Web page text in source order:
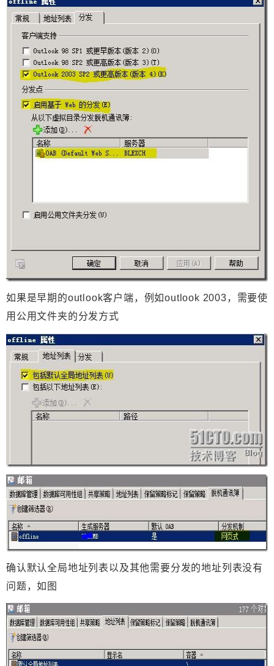
如果是早期的outlook客户端，例如outlook 2003，需要使
用公用文件夹的分发方式
确认默认全局地址列表以及其他需要分发的地址列表没有
问题，如图